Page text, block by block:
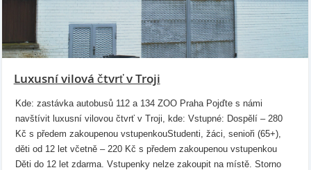
Luxusní vilová čtvrť v Troji
Kde: zastávka autobusů 112 a 134 ZOO Praha Pojďte s námi
navštívit luxusní vilovou čtvrť v Troji, kde: Vstupné: Dospělí – 280
Kč s předem zakoupenou vstupenkouStudenti, žáci, senioři (65+),
děti od 12 let včetně – 220 Kč s předem zakoupenou vstupenkou
Děti do 12 let zdarma. Vstupenky nelze zakoupit na místě. Storno